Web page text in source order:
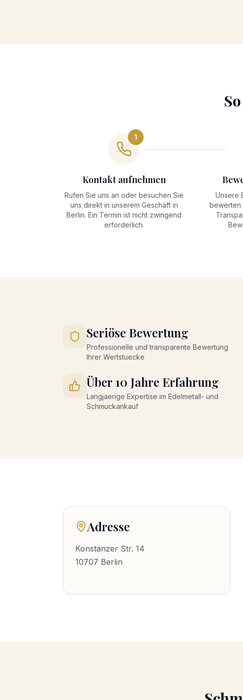
1
Kontakt aufnehmen
Rufen Sie uns an oder besuchen Sie
uns direkt in unserem Geschäft in
Berlin. Ein Termin ist nicht zwingend
erforderlich.
Unsere
bewerten
Seriöse Bewertung
Professionelle und transparente Bewertung
Ihrer Wertstuecke
Über 10 Jahre Erfahrung
Langjaerige Expertise im Edelmetall- und
Schmuckankauf
Adresse
Konstanzer Str. 14
10707 Berlin